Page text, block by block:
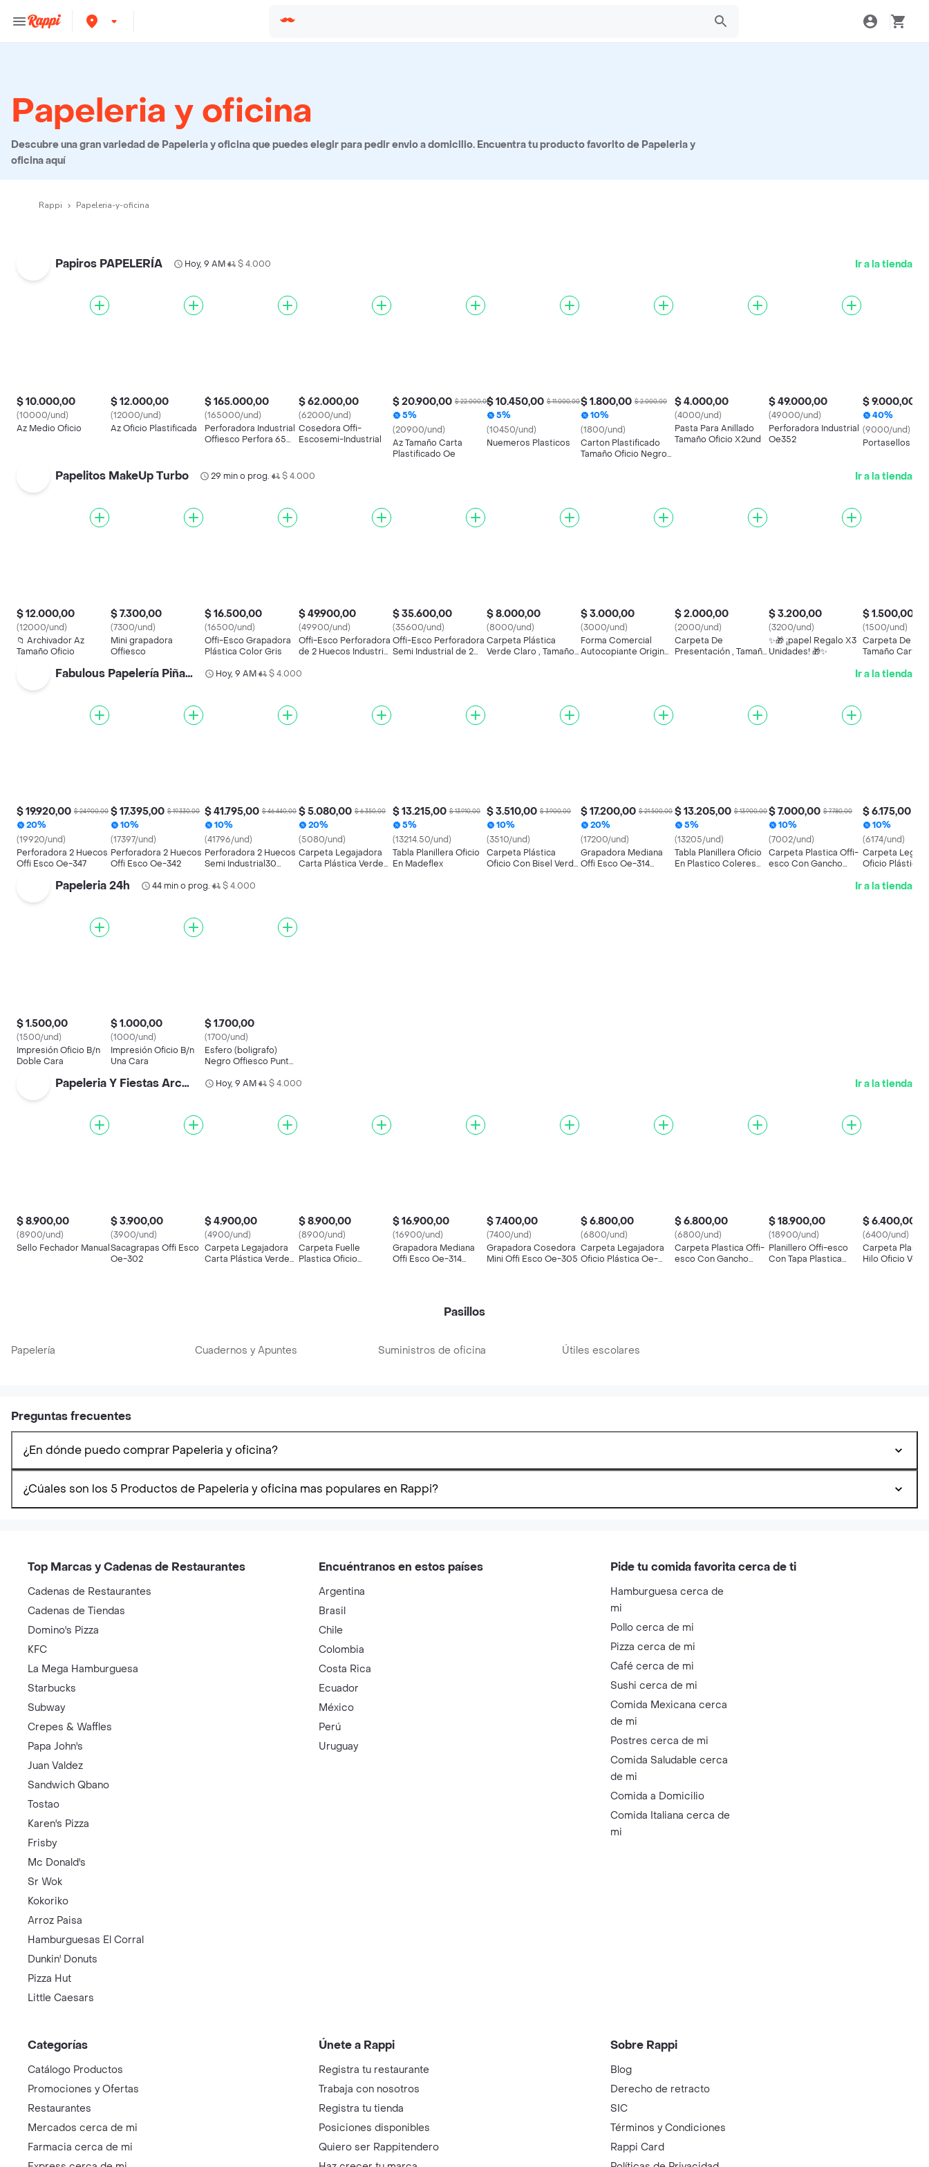
Papeleria y oficina
Descubre una gran variedad de Papeleria y oficina que puedes elegir para pedir envio a domicilio. Encuentra tu producto favorito de Papeleria y
oficina aquí
Rappi Papeleria-y-oficina
Papiros PAPELERÍA Hoy, 9 AM• $ 4.000 Ir a la tienda
$ 10.000,00
(10000/und)
Az Medio Oficio
$ 12.000,00
(12000/und)
Az Oficio Plastificada
$ 165.000,00
(165000/und)
Perforadora Industrial
Offiesco Perfora 65
$ 62.000,00
(62000/und)
Cosedora Offi-
Escosemi-Industrial
$ 20.900,00 $ 22.000,00
5%
(20900/und)
Az Tamaño Carta
Plastificado Oe
$ 10.450,00 $ 11.000,00
5%
(10450/und)
Nuemeros Plasticos
$ 1.800,00 $ 2.000,00
10%
(1800/und)
Carton Plastificado
Tamaño Oficio Negro Y
$ 4.000,00
(4000/und)
Pasta Para Anillado
Tamaño Oficio X2und
$ 49.000,00
(49000/und)
Perforadora Industrial
Oe352
$ 9.000,00
40%
(9000/und)
Portasellos
Papelitos MakeUp Turbo 29 min o prog.• $ 4.000 Ir a la tienda
$ 12.000,00
(12000/und)
📁 Archivador Az
Tamaño Oficio
$ 7.300,00
(7300/und)
Mini grapadora
Offiesco
$ 16.500,00
(16500/und)
Offi-Esco Grapadora
Plástica Color Gris
$ 49.900,00
(49900/und)
Offi-Esco Perforadora
de 2 Huecos Industrial
$ 35.600,00
(35600/und)
Offi-Esco Perforadora
Semi Industrial de 2
$ 8.000,00
(8000/und)
Carpeta Plástica
Verde Claro , Tamaño
$ 3.000,00
(3000/und)
Forma Comercial
Autocopiante Original
$ 2.000,00
(2000/und)
Carpeta De
Presentación , Tamaño
$ 3.200,00
(3200/und)
✨🎁 ¡papel Regalo X3
Unidades! 🎁✨
$ 1.500,00
(1500/und)
Carpeta De
Tamaño Carta,
Fabulous Papelería Piñatería. Hoy, 9 AM• $ 4.000 Ir a la tienda
$ 19.920,00 $ 24.900,00
20%
(19920/und)
Perforadora 2 Huecos
Offi Esco Oe-347
$ 17.395,00 $ 19.330,00
10%
(17397/und)
Perforadora 2 Huecos
Offi Esco Oe-342
$ 41.795,00 $ 46.440,00
10%
(41796/und)
Perforadora 2 Huecos
Semi Industrial30
350
$ 5.080,00 $ 6.350,00
20%
(5080/und)
Carpeta Legajadora
Carta Plástica Verde
$ 13.215,00 $ 13.910,00
5%
(13214.50/und)
Tabla Planillera Oficio
En Madeflex
$ 3.510,00 $ 3.900,00
10%
(3510/und)
Carpeta Plástica
Oficio Con Bisel Verde
$ 17.200,00 $ 21.500,00
20%
(17200/und)
Grapadora Mediana
Offi Esco Oe-314
$ 13.205,00 $ 13.900,00
5%
(13205/und)
Tabla Planillera Oficio
En Plastico Coleres
$ 7.000,00 $ 7.780,00
10%
(7002/und)
Carpeta Plastica Offi-
esco Con Gancho
$ 6.175,00
10%
(6174/und)
Carpeta
Oficio Plástica
Papeleria 24h 44 min o prog.• $ 4.000 Ir a la tienda
$ 1.500,00
(1500/und)
Impresión Oficio B/n
Doble Cara
$ 1.000,00
(1000/und)
Impresión Oficio B/n
Una Cara
$ 1.700,00
(1700/und)
Esfero (boligrafo)
Negro Offiesco Punta
Papeleria Y Fiestas Arcoiris. Hoy, 9 AM• $ 4.000 Ir a la tienda
$ 8.900,00
(8900/und)
Sello Fechador Manual
$ 3.900,00
(3900/und)
Sacagrapas Offi Esco
Oe-302
$ 4.900,00
(4900/und)
Carpeta Legajadora
Carta Plástica Verde
$ 8.900,00
(8900/und)
Carpeta Fuelle
Plastica Oficio
$ 16.900,00
(16900/und)
Grapadora Mediana
Offi Esco Oe-314
$ 7.400,00
(7400/und)
Grapadora Cosedora
Mini Offi Esco Oe-305
$ 6.800,00
(6800/und)
Carpeta Legajadora
Oficio Plástica Oe-
$ 6.800,00
(6800/und)
Carpeta Plastica Offi-
esco Con Gancho
$ 18.900,00
(18900/und)
Planillero Offi-esco
Con Tapa Plastica
$ 6.400,00
(6400/und)
Carpeta
Hilo Oficio
Pasillos
Papelería Cuadernos y Apuntes Suministros de oficina Útiles escolares
Preguntas frecuentes
¿En dónde puedo comprar Papeleria y oficina?
¿Cúales son los 5 Productos de Papeleria y oficina mas populares en Rappi?
Top Marcas y Cadenas de Restaurantes
Cadenas de Restaurantes
Cadenas de Tiendas
Domino's Pizza
KFC
La Mega Hamburguesa
Starbucks
Subway
Crepes & Waffles
Papa John's
Juan Valdez
Sandwich Qbano
Tostao
Karen's Pizza
Frisby
Mc Donald's
Sr Wok
Kokoriko
Arroz Paisa
Hamburguesas El Corral
Dunkin' Donuts
Pizza Hut
Little Caesars
Encuéntranos en estos países
Argentina
Brasil
Chile
Colombia
Costa Rica
Ecuador
México
Perú
Uruguay
Pide tu comida favorita cerca de ti
Hamburguesa cerca de
mi
Pollo cerca de mi
Pizza cerca de mi
Café cerca de mi
Sushi cerca de mi
Comida Mexicana cerca
de mi
Postres cerca de mi
Comida Saludable cerca
de mi
Comida a Domicilio
Comida Italiana cerca de
mi
Categorías
Catálogo Productos
Promociones y Ofertas
Restaurantes
Mercados cerca de mi
Farmacia cerca de mi
Únete a Rappi
Registra tu restaurante
Trabaja con nosotros
Registra tu tienda
Posiciones disponibles
Quiero ser Rappitendero
Sobre Rappi
Blog
Derecho de retracto
SIC
Términos y Condiciones
Rappi Card